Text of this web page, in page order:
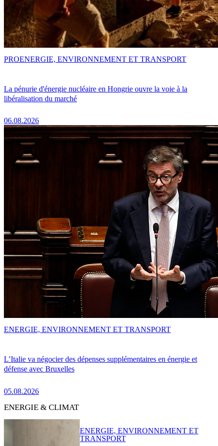
La pénurie d'énergie nucléaire en Hongrie ouvre la voie à la
libéralisation du marché
06.08.2026
PROENERGIE, ENVIRONNEMENT ET TRANSPORT
L’Italie va négocier des dépenses supplémentaires en énergie et
défense avec Bruxelles
05.08.2026
ENERGIE, ENVIRONNEMENT ET TRANSPORT
ENERGIE & CLIMAT
ENERGIE, ENVIRONNEMENT ET
TRANSPORT